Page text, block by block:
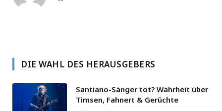
DIE WAHL DES HERAUSGEBERS
Santiano-Sänger tot? Wahrheit über
Timsen, Fahnert & Gerüchte